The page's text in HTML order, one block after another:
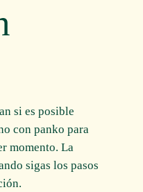
si es posible
con panko para
momento. La
sigas los pasos